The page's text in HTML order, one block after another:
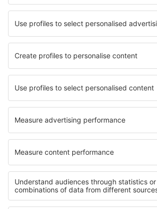
Pernottamenti in Kamieniec Zabkowicki
Pernottamenti in Attard
Le migliori sistemazioni - zone
Pernottamenti in Jacksonville Coast
Pernottamenti in California
Pernottamenti nelle Florida Keys
Pernottamenti a Sarek National Park
Pernottamenti in Table Mountain National Park